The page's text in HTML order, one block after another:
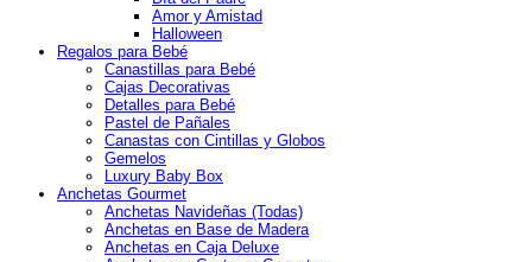
Amor y Amistad
Halloween
Regalos para Bebé
Canastillas para Bebé
Cajas Decorativas
Detalles para Bebé
Pastel de Pañales
Canastas con Cintillas y Globos
Gemelos
Luxury Baby Box
Anchetas Gourmet
Anchetas Navideñas (Todas)
Anchetas en Base de Madera
Anchetas en Caja Deluxe